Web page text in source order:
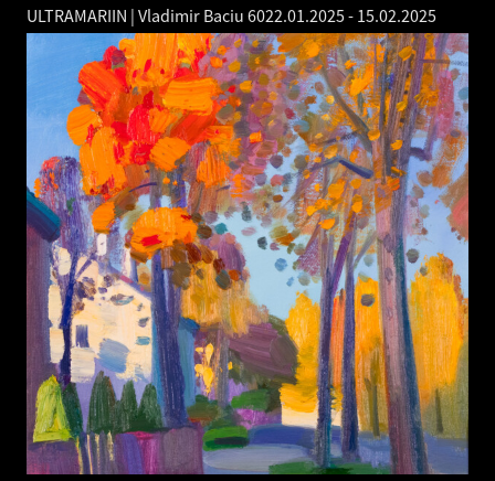
ULTRAMARIIN | Vladimir Baciu 6022.01.2025- 15.02.2025